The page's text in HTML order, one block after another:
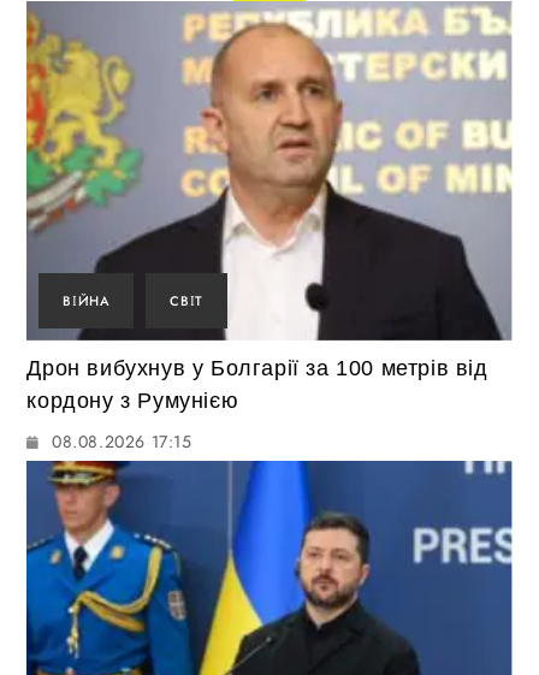
ВІЙНА СВІТ
Дрон вибухнув у Болгарії за 100 метрів від
кордону з Румунією
08.08.2026 17:15